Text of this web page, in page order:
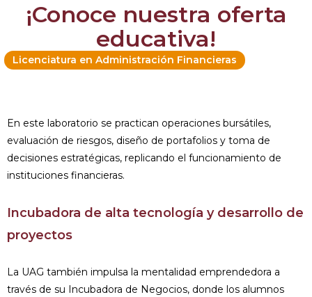
¡Conoce nuestra oferta
educativa!
Licenciatura en Administración Financieras
En este laboratorio se practican operaciones bursátiles,
evaluación de riesgos, diseño de portafolios y toma de
decisiones estratégicas, replicando el funcionamiento de
instituciones financieras.
Incubadora de alta tecnología y desarrollo de
proyectos
La UAG también impulsa la mentalidad emprendedora a
través de su Incubadora de Negocios, donde los alumnos